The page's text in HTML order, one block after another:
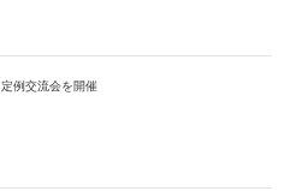
例交流会を開催